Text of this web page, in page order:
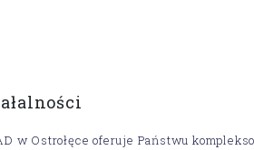
w Ostrołęce oferuje Państwu